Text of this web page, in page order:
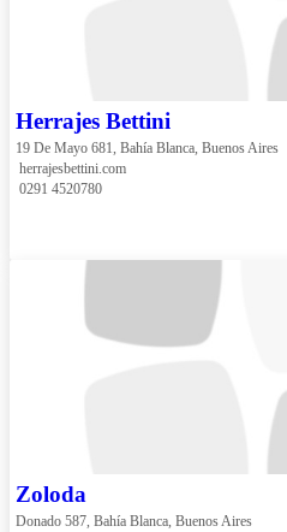
Herrajes Bettini
19 De Mayo 681, Bahía Blanca, Buenos Aires
herrajesbettini.com
0291 4520780
Zoloda
Donado 587, Bahía Blanca, Buenos Aires